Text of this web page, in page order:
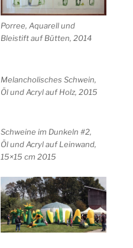
Porree, Aquarell und
Bleistift auf Bütten, 2014
Melancholisches Schwein,
Öl und Acryl auf Holz, 2015
Schweine im Dunkeln #2,
Öl und Acryl auf Leinwand,
15×15 cm 2015